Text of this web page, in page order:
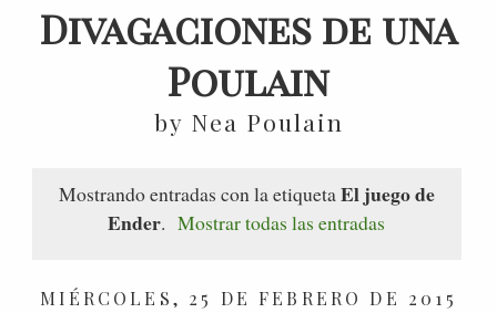
Divagaciones de una
Poulain
by Nea Poulain
Mostrando entradas con la etiquetaEl juego de
Ender. Mostrar todas las entradas
MIÉRCOLES, 25 DE FEBRERO DE 2015